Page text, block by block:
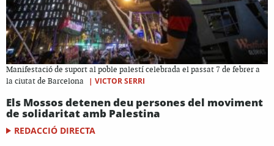
Manifestació de suport al poble palestí celebrada el passat 7 de febrer a
la ciutat de Barcelona
| VICTOR SERRI
Els Mossos detenen deu persones del moviment
de solidaritat amb Palestina
REDACCIÓ DIRECTA